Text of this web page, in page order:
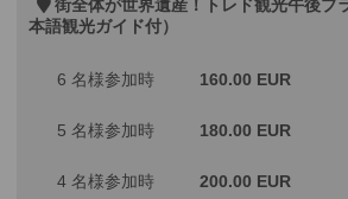
街全体が世界遺産！トレド観光午後プ
本語観光ガイド付）
6 名様参加時 160.00 EUR
5 名様参加時 180.00 EUR
4 名様参加時 200.00 EUR